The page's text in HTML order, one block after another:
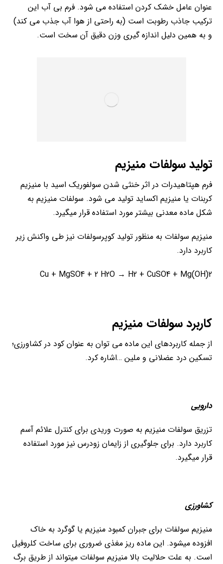
عنوان عامل خشک کردن استفاده می شود. فرم بی آب این
ترکیب جاذب رطوبت است (به راحتی از هوا آب جذب می کند)
و به همین دلیل اندازه گیری وزن دقیق آن سخت است.
تولید سولفات منیزیم
فرم هپتاهیدرات در اثر خنثی شدن سولفوریک اسید با منیزیم
کربنات یا منیزیم اکساید تولید می شود. سولفات منیزیم به
شکل ماده معدنی بیشتر مورد استفاده قرار میگیرد.
منیزیم سولفات به منظور تولید کوپرسولفات نیز طی واکنش زیر
کاربرد دارد.
Cu + MgSO4 + 2 H2O → H2 + CuSO4 + Mg(OH)2
کاربرد سولفات منیزیم
از جمله کاربردهای این ماده می توان به عنوان کود در کشاورزی؛
تسکین درد عضلانی و ملین …اشاره کرد.
دارویی
تزریق سولفات منیزیم به صورت وریدی برای کنترل علائم آسم
کاربرد دارد. برای جلوگیری از زایمان زودرس نیز مورد استفاده
قرار میگیرد.
کشاورزی
منیزیم سولفات برای جبران کمبود منیزیم یا گوگرد به خاک
افزوده میشود. این ماده ریز مغذی ضروری برای ساخت کلروفیل
است. به علت حلالیت بالا منیزیم سولفات میتواند از طریق برگ